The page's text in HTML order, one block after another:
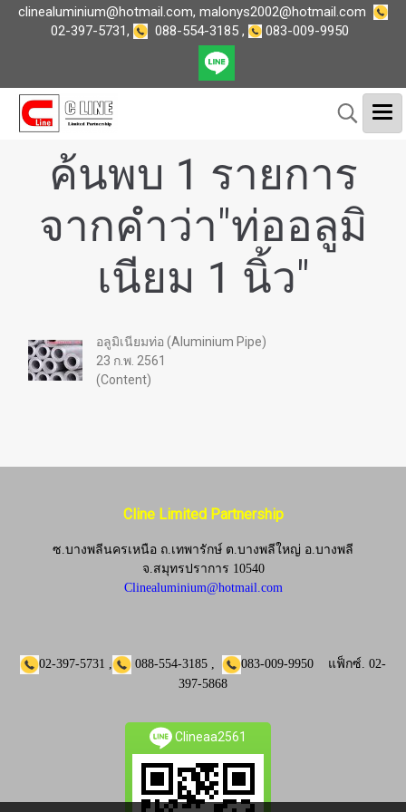
clinealuminium@hotmail.com, malonys2002@hotmail.com
02-397-5731, 088-554-3185, 083-009-9950
ค้นพบ 1 รายการ
จากคำว่า"ท่ออลูมิ
เนียม 1 นิ้ว"
อลูมิเนียมท่อ (Aluminium Pipe)
23 ก.พ. 2561
(Content)
Cline Limited Partnership
ซ.บางพลีนครเหนือ ถ.เทพารักษ์ ต.บางพลีใหญ่ อ.บางพลี
จ.สมุทรปราการ 10540
Clinealuminium@hotmail.com
02-397-5731 , 088-554-3185 , 083-009-9950 แฟ็กซ์. 02-
397-5868
Clineaa2561